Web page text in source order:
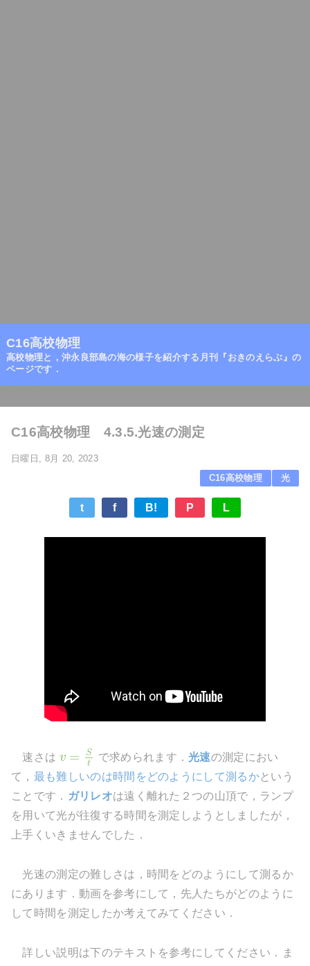
C16高校物理
高校物理と，沖永良部島の海の様子を紹介する月刊『おきのえらぶ』の
ページです．
C16高校物理 4.3.5.光速の測定
日曜日, 8月 20, 2023
C16高校物理
光
t f B! P L
速さは v =
S
t
で求められます．光速の測定におい
て， 最も難しいのは時間をどのようにして測るかという
ことです． ガリレオは遠く離れた２つの山頂で，ランプ
を用いて光が往復する時間を測定しようとしましたが，
上手くいきませんでした．
光速の測定の難しさは，時間をどのようにして測るか
にあります．動画を参考にして，先人たちがどのように
して時間を測定したか考えてみてください．
詳しい説明は下のテキストを参考にしてください．ま